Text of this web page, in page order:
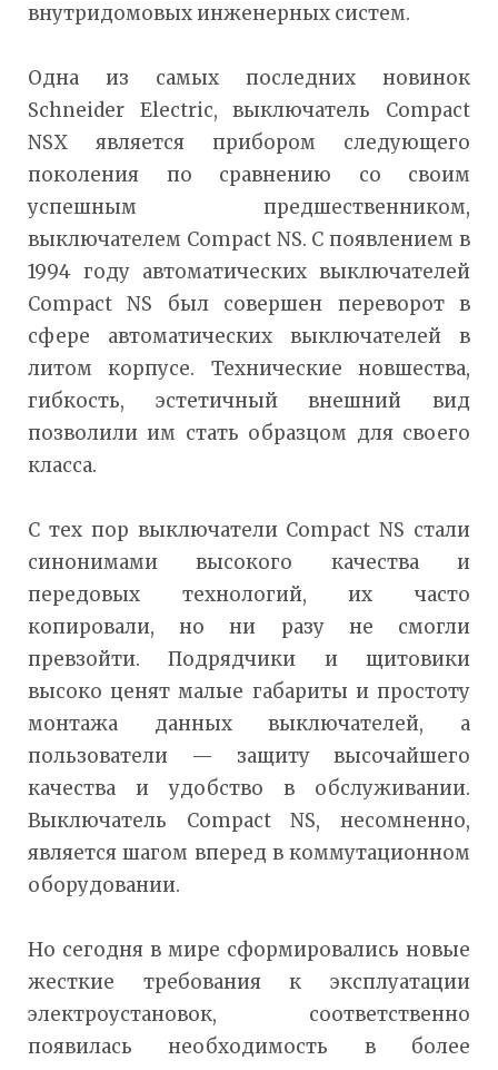
внутридомовых инженерных систем.
Одна из самых последних новинок
Schneider Electric, выключатель Compact
NSX является прибором следующего
поколения по сравнению со своим
успешным предшественником,
выключателем Compact NS. С появлением в
1994 году автоматических выключателей
Compact NS был совершен переворот в
сфере автоматических выключателей в
литом корпусе. Технические новшества,
гибкость, эстетичный внешний вид
позволили им стать образцом для своего
класса.
С тех пор выключатели Compact NS стали
синонимами высокого качества и
передовых технологий, их часто
копировали, но ни разу не смогли
превзойти. Подрядчики и щитовики
высоко ценят малые габариты и простоту
монтажа данных выключателей, а
пользователи — защиту высочайшего
качества и удобство в обслуживании.
Выключатель Compact NS, несомненно,
является шагом вперед в коммутационном
оборудовании.
Но сегодня в мире сформировались новые
жесткие требования к эксплуатации
электроустановок, соответственно
появилась необходимость в более